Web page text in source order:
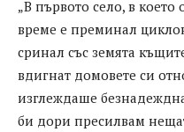
„В първото село, в
време е преминал
сринал със земята
вдигнат домовете си
изглеждаше
би дори пресилвам